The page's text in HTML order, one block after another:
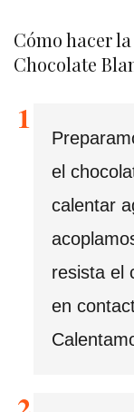
Cómo hacer
Chocolate
el
calentar
resista el
en